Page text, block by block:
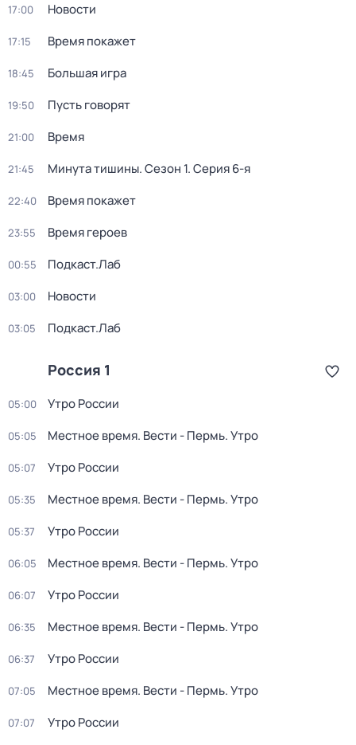
17:00 Новости
17:15 Время покажет
18:45 Большая игра
19:50 Пусть говорят
21:00 Время
21:45 Минута тишины. Сезон 1. Серия 6-я
22:40 Время покажет
23:55 Время героев
00:55 Подкаст.Лаб
03:00 Новости
03:05 Подкаст.Лаб
Россия 1
05:00 Утро России
05:05 Местное время. Вести - Пермь. Утро
05:07 Утро России
05:35 Местное время. Вести - Пермь. Утро
05:37 Утро России
06:05 Местное время. Вести - Пермь. Утро
06:07 Утро России
06:35 Местное время. Вести - Пермь. Утро
06:37 Утро России
07:05 Местное время. Вести - Пермь. Утро
07:07 Утро России